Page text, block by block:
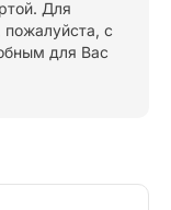
Для
с
для Вас